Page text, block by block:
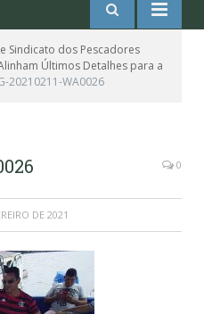
e Sindicato dos Pescadores
Últimos Detalhes para a
20210211-WA0026
0
DE 2021